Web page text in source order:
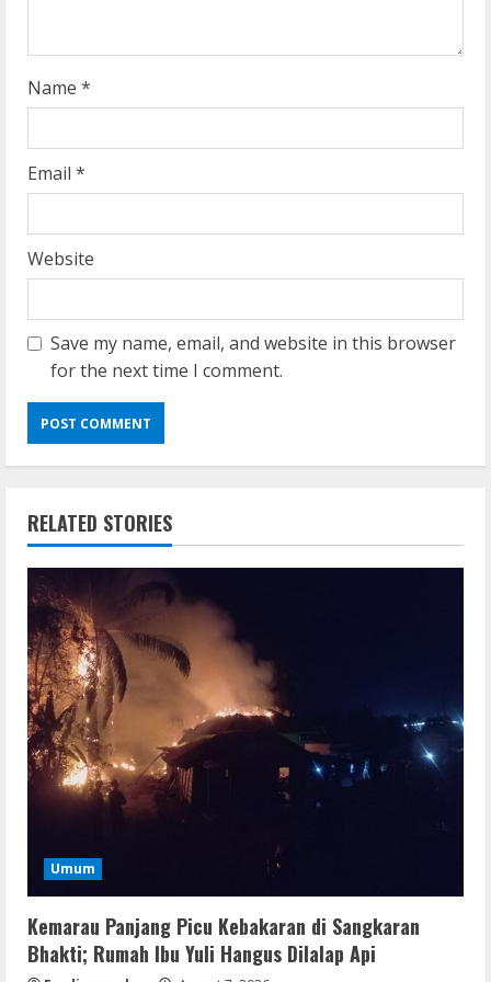
g
Name *
Email *
Website
Save my name, email, and website in this browser
for the next time I comment.
RELATED STORIES
Umum
Kemarau Panjang Picu Kebakaran di Sangkaran
Bhakti; Rumah Ibu Yuli Hangus Dilalap Api